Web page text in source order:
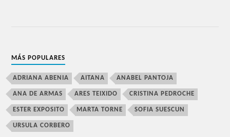
MÁS POPULARES
ADRIANA ABENIA AITANA ANABEL PANTOJA
ANA DE ARMAS ARES TEIXIDO CRISTINA PEDROCHE
ESTER EXPOSITO MARTA TORNE SOFIA SUESCUN
URSULA CORBERO